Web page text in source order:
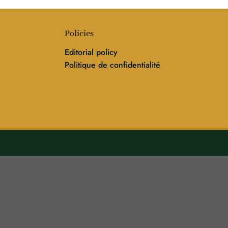
Policies
Editorial policy
Politique de confidentialité